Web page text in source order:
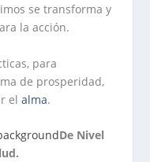
se transforma y
la acción.
para
de prosperidad,
elalma.
De Nivel